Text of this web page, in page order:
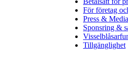
För företag
Press & Media
Sponsring &
Tillgänglighet